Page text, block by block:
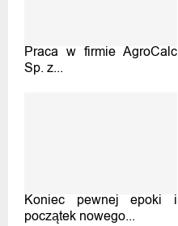
Praca w firmie AgroCalc
Sp. z...
Koniec pewnej epoki i
początek nowego...